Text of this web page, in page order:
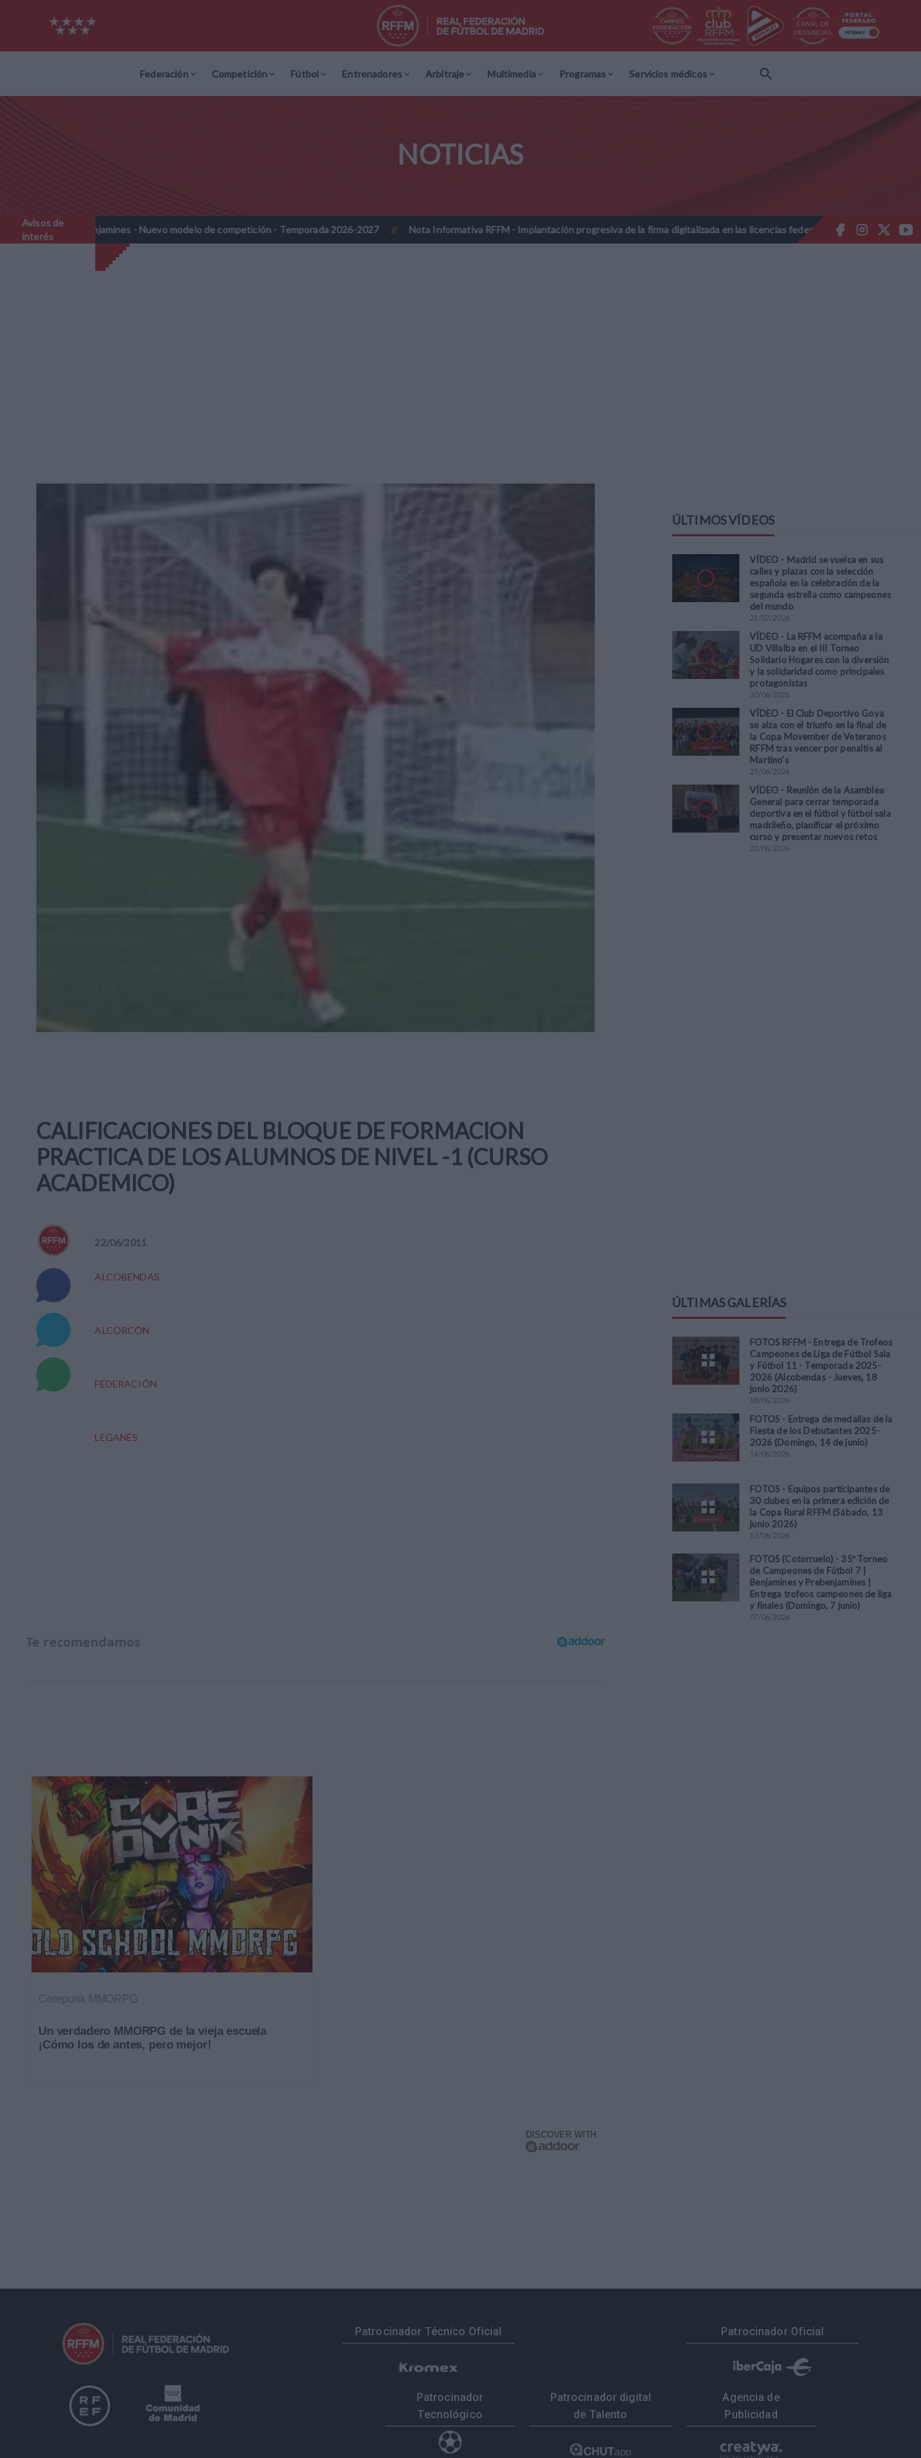
Federación Competición Fútbol Entrenadores Arbitraje Multimedia Programas Servicios médicos
NOTICIAS
Avisos de
interés
- Nuevo modelo de competición - Temporada 2026-2027 // Nota Informativa RFFM - Implantación progresiva de la firma digitalizada en las licencias federativas - Temporada 2026-2027 //
CALIFICACIONES DEL BLOQUE DE FORMACION
PRACTICA DE LOS ALUMNOS DE NIVEL -1 (CURSO
ACADEMICO)
22/06/2011
ALCOBENDAS
ALCORCÓN
FEDERACIÓN
LEGANÉS
Corepunk MMORPG
Un verdadero MMORPG de la vieja escuela
¡Cómo los de antes, pero mejor!
ÚLTIMOS VÍDEOS
VÍDEO - Madrid se vuelca en sus
calles y plazas con la selección
española en la celebración de la
segunda estrella como campeones
del mundo
21 /07/2026
VÍDEO - La RFFM acompaña a la
UD Villalba en el III Torneo
Solidario Hogares con la diversión
y la solidaridad como principales
protagonistas
30/06/2026
VÍDEO - El Club Deportivo Goya
se alza con el triunfo en la final de
la Copa Movember de Veteranos
RFFM tras vencer por penaltis al
Martino's
25/06/2026
VÍDEO - Reunión de la Asamblea
General para cerrar temporada
deportiva en el fútbol y fútbol sala
madrileño, planificar el próximo
curso y presentar nuevos retos
23/06/2026
ÚLTIMAS GALERÍAS
FOTOS RFFM - Entrega de Trofeos
Campeones de Liga de Fútbol Sala
y Fútbol 11 - Temporada 2025-
2026 (Alcobendas - Jueves, 18
junio 2026)
18/06/2026
FOTOS - Entrega de medallas de la
Fiesta de los Debutantes 2025-
2026 (Domingo, 14 de junio)
14/06/2026
FOTOS - Equipos participantes de
30 clubes en la primera edición de
la Copa Rural RFFM (Sábado, 13
junio 2026)
13/06/2026
FOTOS (Cotorruelo) - 35º Torneo
de Campeones de Fútbol 7 |
Benjamines y Prebenjamines |
Entrega trofeos campeones de liga
y finales (Domingo, 7 junio)
07/06/2026
Patrocinador Técnico Oficial Patrocinador Oficial
Patrocinador
Tecnológico
Patrocinador digital
de Talento
Agencia de
Publicidad